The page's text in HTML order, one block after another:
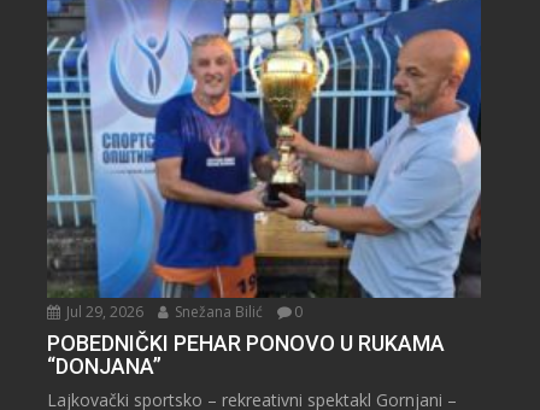
Jul 29, 2026 Snežana Bilić 0
POBEDNIČKI PEHAR PONOVO U RUKAMA
“DONJANA”
Lajkovački sportsko – rekreativni spektakl Gornjani –